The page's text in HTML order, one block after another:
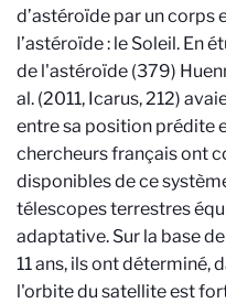
d’astéroïde par un corps
l’astéroïde : le Soleil. En
de l'astéroïde (379)
al. (2011, Icarus, 212)
entre sa position prédite
chercheurs français ont
disponibles de ce
télescopes terrestres
adaptative. Sur la base
11 ans, ils ont déterminé,
l'orbite du satellite est